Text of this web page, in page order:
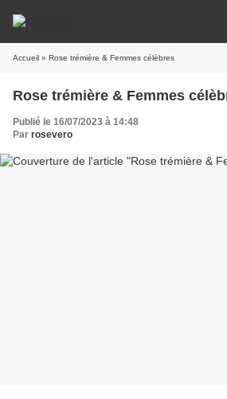
Accueil » Rose trémière & Femmes célèbres
Rose trémière & Femmes
Publié le 16/07/2023 à 14:48
Par rosevero